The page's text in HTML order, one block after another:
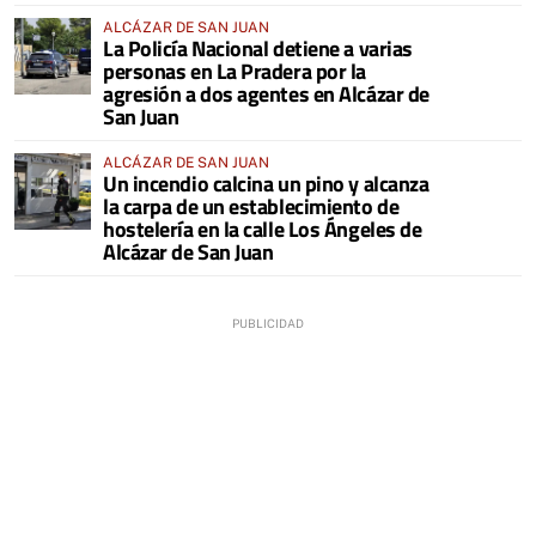
ALCÁZAR DE SAN JUAN
La Policía Nacional detiene a varias
personas en La Pradera por la
agresión a dos agentes en Alcázar de
San Juan
ALCÁZAR DE SAN JUAN
Un incendio calcina un pino y alcanza
la carpa de un establecimiento de
hostelería en la calle Los Ángeles de
Alcázar de San Juan